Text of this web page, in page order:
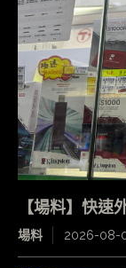
【場料】快
場料 2026-08-